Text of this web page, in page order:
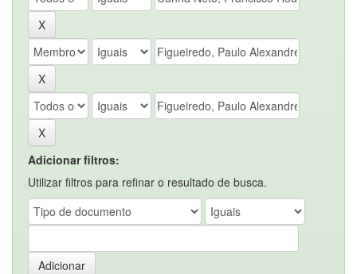
Adicionar filtros:
Utilizar filtros para refinar o resultado de busca.